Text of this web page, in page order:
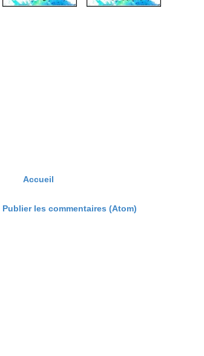
Accueil
Publier les commentaires (Atom)